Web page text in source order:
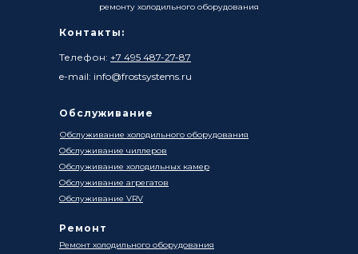
Контакты:
Телефон: +7 495 487-27-87
e-mail: info@frostsystems.ru
Ремонт
ремонту холодильного оборудования
Ремонт холодильного оборудования
Обслуживание
Обслуживание холодильного оборудования
Обслуживание чиллеров
Обслуживание холодильных камер
Обслуживание агрегатов
Обслуживание VRV